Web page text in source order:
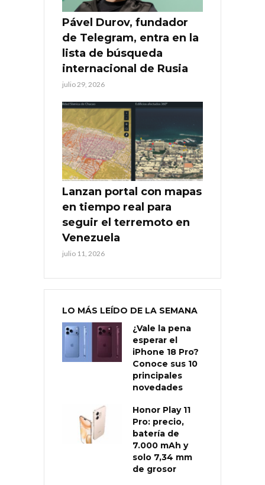
Pável Durov, fundador
de Telegram, entra en la
lista de búsqueda
internacional de Rusia
julio 29, 2026
Lanzan portal con mapas
en tiempo real para
seguir el terremoto en
Venezuela
julio 11, 2026
LO MÁS LEÍDO DE LA SEMANA
¿Vale la pena
esperar el
iPhone 18 Pro?
Conoce sus 10
principales
novedades
Honor Play 11
Pro: precio,
batería de
7.000 mAh y
solo 7,34 mm
de grosor